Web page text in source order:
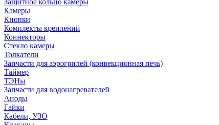
Защитное кольцо камеры
Камеры
Кнопки
Комплекты креплений
Коннекторы
Стекло камеры
Толкатели
Запчасти для аэрогрилей (конвекционная печь)
Таймер
ТЭНы
Запчасти для водонагревателей
Аноды
Гайки
Кабели, УЗО